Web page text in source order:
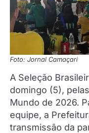
Foto: Jornal Camaçari
A Seleção
domingo (5),
Mundo de 2026.
equipe, a
transmissão da